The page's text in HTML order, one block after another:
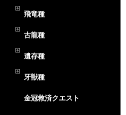
飛竜種
古龍種
遺存種
牙獣種
金冠救済クエスト